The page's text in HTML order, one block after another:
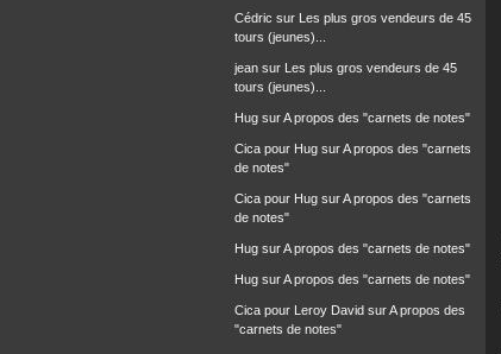
Cédric sur Les plus gros vendeurs de 45
tours (jeunes)...
jean sur Les plus gros vendeurs de 45
tours (jeunes)...
Hug surA propos des "carnets de notes"
Cica pour Hug surA propos des "carnets
de notes"
Cica pour Hug surA propos des "carnets
de notes"
Hug surA propos des "carnets de notes"
Hug surA propos des "carnets de notes"
Cica pour Leroy David surA propos des
"carnets de notes"